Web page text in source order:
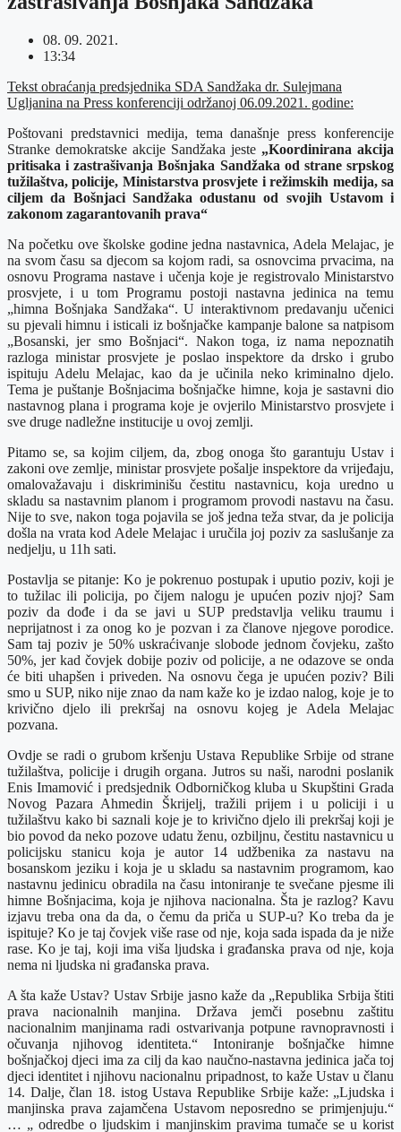
08. 09. 2021.
13:34
Tekst obraćanja predsjednika SDA Sandžaka dr. Sulejmana
Ugljanina na Press konferenciji održanoj 06.09.2021. godine:
Poštovani predstavnici medija, tema današnje press konferencije
Stranke demokratske akcije Sandžaka jeste „Koordinirana akcija
pritisaka i zastrašivanja Bošnjaka Sandžaka od strane srpskog
tužilaštva, policije, Ministarstva prosvjete i režimskih medija, sa
ciljem da Bošnjaci Sandžaka odustanu od svojih Ustavom i
zakonom zagarantovanih prava“
Na početku ove školske godine jedna nastavnica, Adela Melajac, je
na svom času sa djecom sa kojom radi, sa osnovcima prvacima, na
osnovu Programa nastave i učenja koje je registrovalo Ministarstvo
prosvjete, i u tom Programu postoji nastavna jedinica na temu
„himna Bošnjaka Sandžaka“. U interaktivnom predavanju učenici
su pjevali himnu i isticali iz bošnjačke kampanje balone sa natpisom
„Bosanski, jer smo Bošnjaci“. Nakon toga, iz nama nepoznatih
razloga ministar prosvjete je poslao inspektore da drsko i grubo
ispituju Adelu Melajac, kao da je učinila neko kriminalno djelo.
Tema je puštanje Bošnjacima bošnjačke himne, koja je sastavni dio
nastavnog plana i programa koje je ovjerilo Ministarstvo prosvjete i
sve druge nadležne institucije u ovoj zemlji.
Pitamo se, sa kojim ciljem, da, zbog onoga što garantuju Ustav i
zakoni ove zemlje, ministar prosvjete pošalje inspektore da vrijeđaju,
omalovažavaju i diskriminišu čestitu nastavnicu, koja uredno u
skladu sa nastavnim planom i programom provodi nastavu na času.
Nije to sve, nakon toga pojavila se još jedna teža stvar, da je policija
došla na vrata kod Adele Melajac i uručila joj poziv za saslušanje za
nedjelju, u 11h sati.
Postavlja se pitanje: Ko je pokrenuo postupak i uputio poziv, koji je
to tužilac ili policija, po čijem nalogu je upućen poziv njoj? Sam
poziv da dođe i da se javi u SUP predstavlja veliku traumu i
neprijatnost i za onog ko je pozvan i za članove njegove porodice.
Sam taj poziv je 50% uskraćivanje slobode jednom čovjeku, zašto
50%, jer kad čovjek dobije poziv od policije, a ne odazove se onda
će biti uhapšen i priveden. Na osnovu čega je upućen poziv? Bili
smo u SUP, niko nije znao da nam kaže ko je izdao nalog, koje je to
krivično djelo ili prekršaj na osnovu kojeg je Adela Melajac
pozvana.
Ovdje se radi o grubom kršenju Ustava Republike Srbije od strane
tužilaštva, policije i drugih organa. Jutros su naši, narodni poslanik
Enis Imamović i predsjednik Odborničkog kluba u Skupštini Grada
Novog Pazara Ahmedin Škrijelj, tražili prijem i u policiji i u
tužilaštvu kako bi saznali koje je to krivično djelo ili prekršaj koji je
bio povod da neko pozove udatu ženu, ozbiljnu, čestitu nastavnicu u
policijsku stanicu koja je autor 14 udžbenika za nastavu na
bosanskom jeziku i koja je u skladu sa nastavnim programom, kao
nastavnu jedinicu obradila na času intoniranje te svečane pjesme ili
himne Bošnjacima, koja je njihova nacionalna. Šta je razlog? Kavu
izjavu treba ona da da, o čemu da priča u SUP-u? Ko treba da je
ispituje? Ko je taj čovjek više rase od nje, koja sada ispada da je niže
rase. Ko je taj, koji ima viša ljudska i građanska prava od nje, koja
nema ni ljudska ni građanska prava.
A šta kaže Ustav? Ustav Srbije jasno kaže da „Republika Srbija štiti
prava nacionalnih manjina. Država jemči posebnu zaštitu
nacionalnim manjinama radi ostvarivanja potpune ravnopravnosti i
očuvanja njihovog identiteta.“ Intoniranje bošnjačke himne
bošnjačkoj djeci ima za cilj da kao naučno-nastavna jedinica jača toj
djeci identitet i njihovu nacionalnu pripadnost, to kaže Ustav u članu
14. Dalje, član 18. istog Ustava Republike Srbije kaže: „Ljudska i
manjinska prava zajamčena Ustavom neposredno se primjenjuju.“
… „ odredbe o ljudskim i manjinskim pravima tumače se u korist